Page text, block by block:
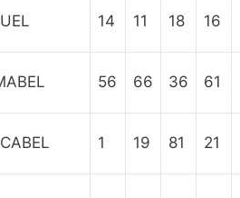
14 11 18 16
56 66 36 61
1 19 81 21